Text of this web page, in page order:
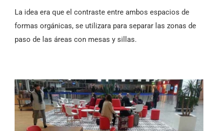
La idea era que el contraste entre ambos espacios de
formas orgánicas, se utilizara para separar las zonas de
paso de las áreas con mesas y sillas.